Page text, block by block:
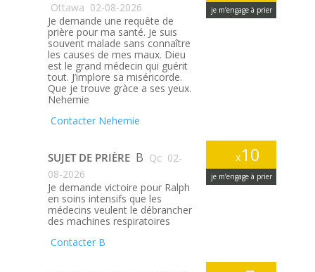
je m’engage à prier
Ottawa 02-08-2026
Je demande une requête de
prière pour ma santé. Je suis
souvent malade sans connaître
les causes de mes maux. Dieu
est le grand médecin qui guérit
tout. J’implore sa miséricorde.
Que je trouve gràce a ses yeux.
Nehemie
Contacter Nehemie
x10
je m’engage à prier
SUJET DE PRIÈRE B Qc 02-
08-2026
Je demande victoire pour Ralph
en soins intensifs que les
médecins veulent le débrancher
des machines respiratoires
Contacter B